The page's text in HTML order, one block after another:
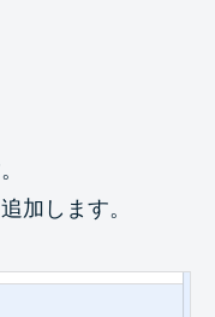
加します。